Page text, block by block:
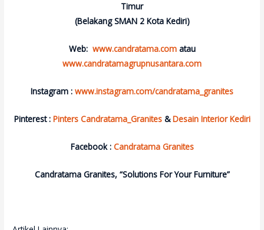
Timur
(Belakang SMAN 2 Kota Kediri)
Web: www.candratama.com atau
www.candratamagrupnusantara.com
Instagram : www.instagram.com/candratama_granites
Pinterest : Pinters Candratama_Granites &Desain Interior Kediri
Facebook : Candratama Granites
Candratama Granites, “Solutions For Your Furniture”